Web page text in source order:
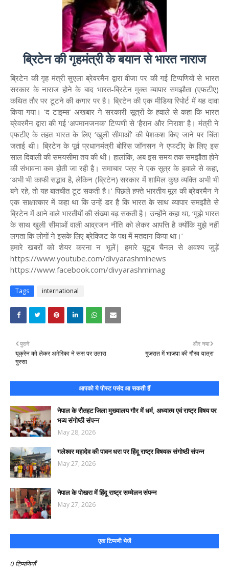
ब्रिटेन की गृहमंत्री के बयान से भारत नाराज
ब्रिटेन की गृह मंत्री सुएला ब्रेवरमैन द्वारा वीजा पर की गई टिप्पणियों से भारत
सरकार के नाराज होने के बाद भारत-ब्रिटेन मुक्त व्यापार समझौता (एफटीए)
कथित तौर पर टूटने की कगार पर है। ब्रिटेन की एक मीडिया रिपोर्ट में यह दावा
किया गया। ‘द टाइम्स’ अखबार ने सरकारी सूत्रों के हवाले से कहा कि भारत
ब्रेवरमैन द्वारा की गई ‘अपमानजनक’ टिप्पणी से ‘हैरान और निराश’ है। मंत्री ने
एफटीए के तहत भारत के लिए ‘खुली सीमाओं’ की पेशकश किए जाने पर चिंता
जताई थी। ब्रिटेन के पूर्व प्रधानमंत्री बोरिस जॉनसन ने एफटीए के लिए इस
साल दिवाली की समयसीमा तय की थी। हालांकि, अब इस समय तक समझौता होने
की संभावना कम होती जा रही है। समाचार पत्र ने एक सूत्र के हवाले से कहा,
‘अभी भी काफी सद्भाव है, लेकिन (ब्रिटेन) सरकार में शामिल कुछ व्यक्ति अभी भी
बने रहे, तो यह बातचीत टूट सकती है।’ पिछले हफ्ते भारतीय मूल की ब्रेवरमैन ने
एक साक्षात्कार में कहा था कि उन्हें डर है कि भारत के साथ व्यापार समझौते से
ब्रिटेन में आने वाले भारतीयों की संख्या बढ़ सकती है। उन्होंने कहा था, ‘मुझे भारत
के साथ खुली सीमाओं वाली आव्रजन नीति को लेकर आपत्ति है क्योंकि मुझे नहीं
लगता कि लोगों ने इसके लिए ब्रेक्जिट के पक्ष में मतदान किया था।’
हमारे खबरों को शेयर करना न भूलें| हमारे यूटूब चैनल से अवश्य जुड़ें
https://www.youtube.com/divyarashminews
https://www.facebook.com/divyarashmimag
Tags international
और नया
गुजरात में भाजपा की गौरव यात्रा
पुराने
यूक्रेन को लेकर अमेरिका ने रूस पर उतारा
गुस्सा
आपको ये पोस्ट पसंद आ सकती हैं
नेपाल के रौतहट जिला मुख्यालय गौर में धर्म, अध्यात्म एवं राष्ट्र विषय पर
भव्य संगोष्ठी संपन्न
May 28, 2026
गलेश्वर महादेव की पावन धरा पर हिंदू राष्ट्र विषयक संगोष्ठी संपन्न
May 27, 2026
नेपाल के पोखरा में हिंदू राष्ट्र सम्मेलन संपन्न
May 27, 2026
एक टिप्पणी भेजें
0 टिप्पणियाँ